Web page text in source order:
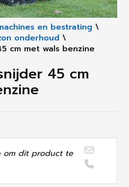
en bestrating \
onderhoud \
cm met wals benzine
45 cm
om dit product te